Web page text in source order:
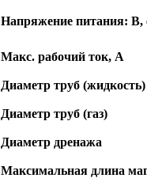
Напряжение питания: В,
Макс. рабочий ток, А
Диаметр труб (жидкость)
Диаметр труб (газ)
Диаметр дренажа
Максимальная длина